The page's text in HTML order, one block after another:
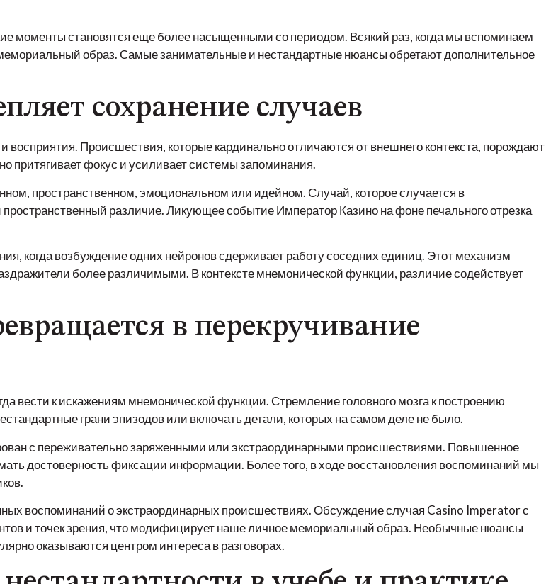
моменты становятся еще более насыщенными со периодом. Всякий раз, когда мы вспоминаем
образ. Самые занимательные и нестандартные нюансы обретают дополнительное
сохранение случаев
Происшествия, которые кардинально отличаются от внешнего контекста, порождают
притягивает фокус и усиливает системы запоминания.
пространственном, эмоциональном или идейном. Случай, которое случается в
различие. Ликующее событие Император Казино на фоне печального отрезка
когда возбуждение одних нейронов сдерживает работу соседних единиц. Этот механизм
более различимыми. В контексте мнемонической функции, различие содействует
в перекручивание
вести к искажениям мнемонической функции. Стремление головного мозга к построению
грани эпизодов или включать детали, которых на самом деле не было.
с переживательно заряженными или экстраординарными происшествиями. Повышенное
достоверность фиксации информации. Более того, в ходе восстановления воспоминаний мы
воспоминаний о экстраординарных происшествиях. Обсуждение случая Casino Imperator с
и точек зрения, что модифицирует наше личное мемориальный образ. Необычные нюансы
оказываются центром интереса в разговорах.